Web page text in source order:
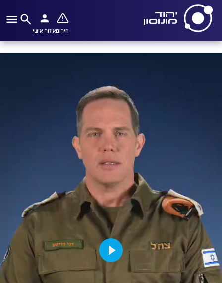
חירוםאיזור אישי
Play